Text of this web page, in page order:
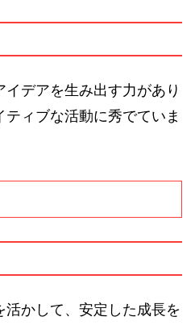
デアを生み出す力があり
ティブな活動に秀でていま
かして、安定した成長を